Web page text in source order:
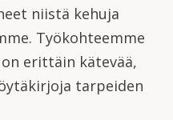
niistä kehuja
Työkohteemme
erittäin kätevää,
tarpeiden